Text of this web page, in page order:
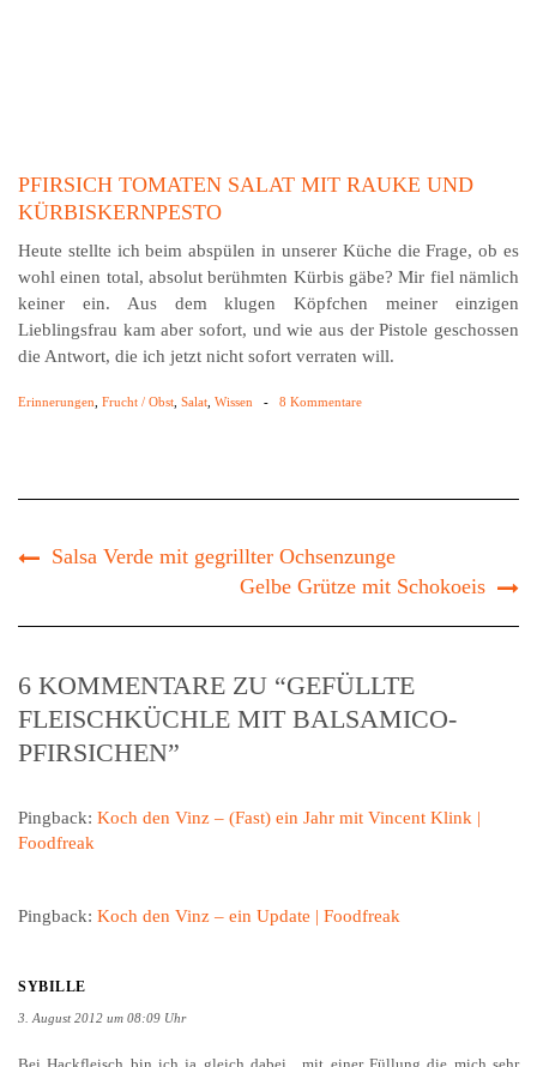
PFIRSICH TOMATEN SALAT MIT RAUKE UND
KÜRBISKERNPESTO
Heute stellte ich beim abspülen in unserer Küche die Frage, ob es
wohl einen total, absolut berühmten Kürbis gäbe? Mir fiel nämlich
keiner ein. Aus dem klugen Köpfchen meiner einzigen
Lieblingsfrau kam aber sofort, und wie aus der Pistole geschossen
die Antwort, die ich jetzt nicht sofort verraten will.
Erinnerungen Frucht / Obst Salat Wissen - 8 Kommentare
Salsa Verde mit gegrillter Ochsenzunge
Gelbe Grütze mit Schokoeis
6 KOMMENTARE ZU “GEFÜLLTE
FLEISCHKÜCHLE MIT BALSAMICO-
PFIRSICHEN”
Pingback: Koch den Vinz – (Fast) ein Jahr mit Vincent Klink |
Foodfreak
Pingback: Koch den Vinz – ein Update | Foodfreak
SYBILLE
3. August 2012 um 08:09 Uhr